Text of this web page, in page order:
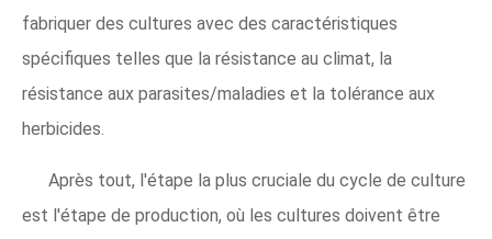
fabriquer des cultures avec des caractéristiques
spécifiques telles que la résistance au climat, la
résistance aux parasites/maladies et la tolérance aux
herbicides.
Après tout, l'étape la plus cruciale du cycle de culture
est l'étape de production, où les cultures doivent être